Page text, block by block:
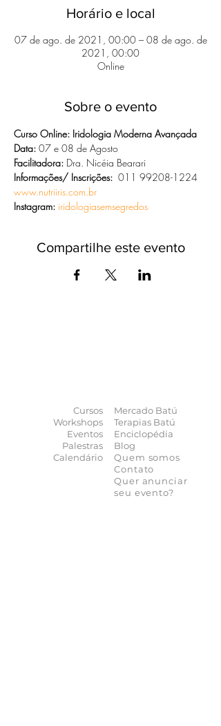
Horário e local
07 de ago. de 2021, 00:00 – 08 de ago. de
2021, 00:00
Online
Sobre o evento
Curso Online: Iridologia Moderna Avançada
Data: 07 e 08 de Agosto
Facilitadora: Dra. Nicéia Bearari
Informações/ Inscrições: 011 99208-1224
www.nutriiris.com.br
Instagram: iridologiasemsegredos
Compartilhe este evento
Cursos
Workshops
Eventos
Palestras
Calendário
Mercado Batú
Terapias Batú
Enciclopédia
Blog
Quem somos
Contato
Quer anunciar
seu evento?